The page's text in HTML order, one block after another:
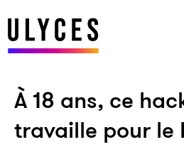
À 18 ans, ce
travaille pour le